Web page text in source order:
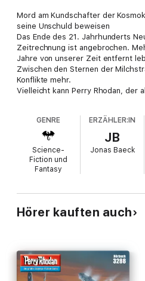
Mord am Kundschafter der
seine Unschuld beweisen
Das Ende des 21. Jahrhunderts
Zeitrechnung ist angebrochen.
Jahre von unserer Zeit entfernt
Zwischen den Sternen der
Konflikte mehr.
Vielleicht kann Perry Rhodan, der
Milchstraße und der umliegenden
Bei ihrem Weg zu den Sternen
die Menschen begleitet und
ES, man bezeichnet es als eine
seit vielen Millionen Jahren
sieht ES als einen Mentor der
verschiedenen Stellen im Kosmos
Refugien wurde bereits von dem
Gucky in der Galaxis Wolf-
Fragment gefunden - und Shinae,
das gesuchte Fragment in ihrem
GENRE
Science-
Fiction und
Fantasy
ERZÄHLER:IN
JB
Jonas Baeck
Hörer kauften auch